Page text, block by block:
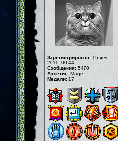
Зарегистрирован: 15 дек
2011, 00:44
Сообщения: 5470
Архетип: Mage
Медали: 17